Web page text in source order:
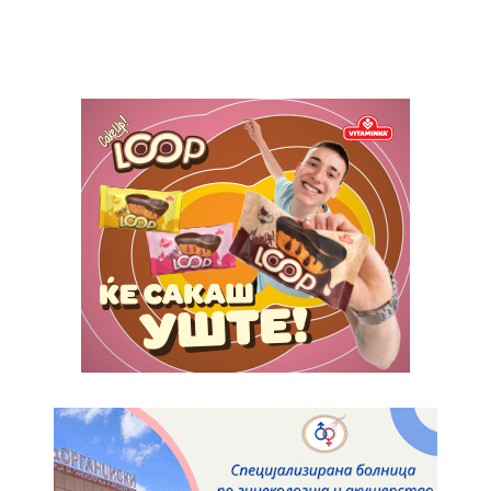
Praesent euismod ac
Ut mollis pellentesque tortor
Nullam eu erat condimentum
Donec quis est ac felis
Orci varius natoque dolor
Pro
ИЗБЕРЕТЕ ПЛАН